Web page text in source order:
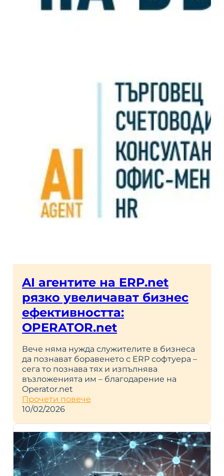
AI агентите на ERP.net
рязко увеличават бизнес
ефективността:
OPERATOR.net
Вече няма нужда служителите в бизнеса
да познават боравенето с ERP софтуера –
сега то познава тях и изпълнява
възложенията им – благодарение на
Operator.net
Прочети повече
10/02/2026